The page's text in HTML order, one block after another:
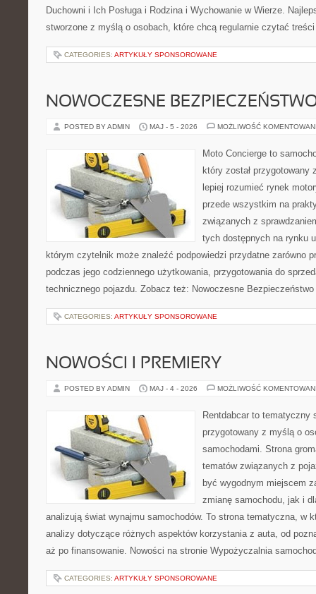
Duchowni i Ich Posługa i Rodzina i Wychowanie w Wierze.
stworzone z myślą o osobach, które chcą regularnie czytać
CATEGORIES: ARTYKUŁY SPONSOROWANE
NOWOCZESNE
POSTED BY ADMIN MAJ - 5 - 2026 MOŻLIWOŚĆ
Moto Concierge to
który został
lepiej rozumieć rynek
przede wszystkim na
związanych z
tych dostępnych na rynku
którym czytelnik może znaleźć podpowiedzi przydatne zarówno
podczas jego codziennego użytkowania, przygotowania do
technicznego pojazdu. Zobacz też: Nowoczesne
CATEGORIES: ARTYKUŁY SPONSOROWANE
NOWOŚCI I PREMIERY
POSTED BY ADMIN MAJ - 4 - 2026 MOŻLIWOŚĆ
Rentdabcar to tematyczny
przygotowany z myślą o
samochodami. Strona
tematów związanych z
być wygodnym miejscem
zmianę samochodu, jak i
analizują świat wynajmu samochodów. To strona tematyczna, w
analizy dotyczące różnych aspektów korzystania z auta, od
aż po finansowanie. Nowości na stronie Wypożyczalnia
CATEGORIES: ARTYKUŁY SPONSOROWANE